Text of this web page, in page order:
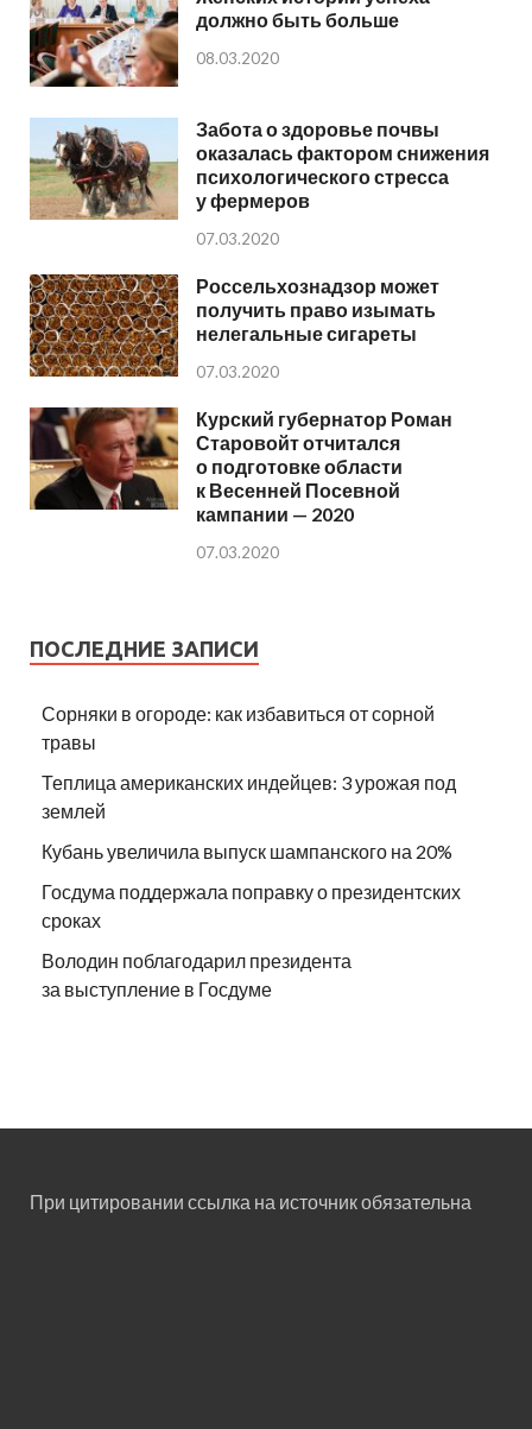
должно быть больше
08.03.2020
Забота о здоровье почвы
оказалась фактором снижения
психологического стресса
у фермеров
07.03.2020
Россельхознадзор может
получить право изымать
нелегальные сигареты
07.03.2020
Курский губернатор Роман
Старовойт отчитался
о подготовке области
к Весенней Посевной
кампании — 2020
07.03.2020
ПОСЛЕДНИЕ ЗАПИСИ
Сорняки в огороде: как избавиться от сорной
травы
Теплица американских индейцев: 3 урожая под
землей
Кубань увеличила выпуск шампанского на 20%
Госдума поддержала поправку о президентских
сроках
Володин поблагодарил президента
за выступление в Госдуме
При цитировании ссылка на источник обязательна